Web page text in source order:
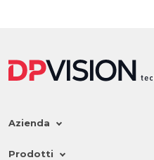
Azienda
Prodotti